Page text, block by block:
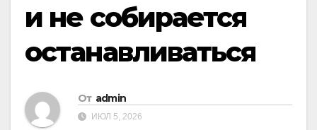
и не собирается
останавливаться
От admin
ИЮЛ 5, 2026